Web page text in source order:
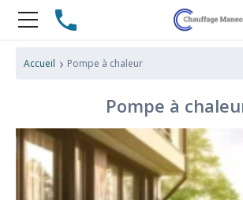
Pompe à
Accueil › Pompe à chaleur